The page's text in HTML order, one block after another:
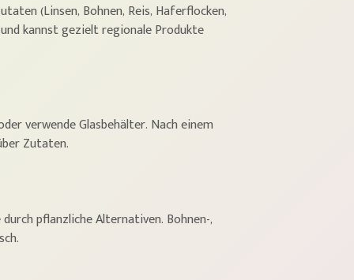
(Linsen, Bohnen, Reis, Haferflocken,
kannst gezielt regionale Produkte
verwende Glasbehälter. Nach einem
Zutaten.
pflanzliche Alternativen. Bohnen-,